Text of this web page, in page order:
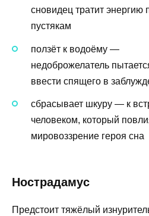
сновидец тратит энергию
пустякам
ползёт к водоёму —
недоброжелатель
ввести спящего в
сбрасывает шкуру — к
человеком, который
мировоззрение героя сна
Нострадамус
Предстоит тяжёлый